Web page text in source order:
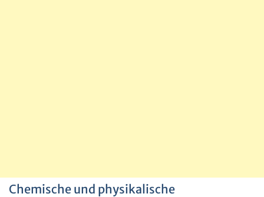
Chemische und physikalische